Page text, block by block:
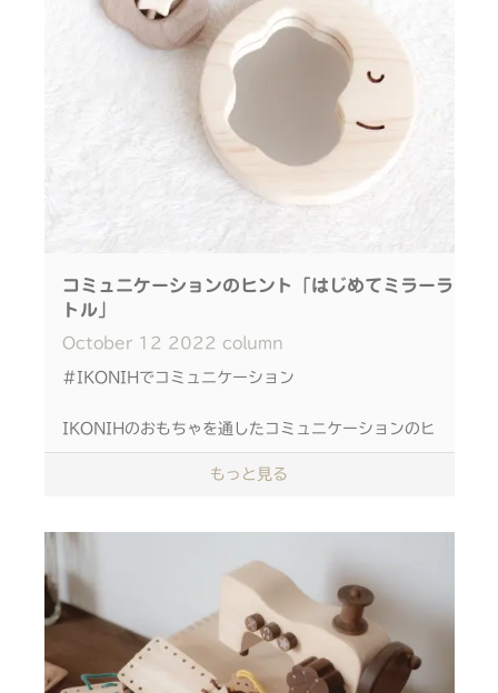
イベント詳細
■日程 2022年10月29日(土)
❶10時30分 ❷12時00分 ❸13時30分
❹15時00分 ❺16時30分
になっています！】〒595-0021 大阪府泉大津市
東豊中町1丁目5-10
大人のみの参加可能・親子参加可能
未就学児のお子様は 保護者の方も一緒にご参加くだ
申込方法
こちらのQRコードを読み込んで申込みフォームへ
コミュニケーションのヒント「はじめてミラーラ
トル」
October 12 2022 column
#IKONIHでコミュニケーション
IKONIHのおもちゃを通したコミュニケーションのヒ
ントをご紹介
わくことがあります◎
ウォルナットと檜のラトル 心地よい音を、赤ちゃん
に聞かせて...
『からから音がするね』
『楽しいね♩』
もっと見る